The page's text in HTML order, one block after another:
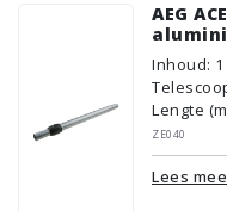
AEG
Inhoud: 1
Lengte
ZE040
Lees